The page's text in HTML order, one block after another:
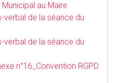
au Maire
de la séance du
de la séance du
n°16_Convention RGPD